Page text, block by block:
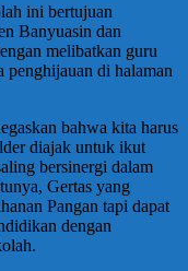
ini bertujuan
Banyuasin dan
melibatkan guru
penghijauan di halaman
bahwa kita harus
diajak untuk ikut
bersinergi dalam
Gertas yang
Pangan tapi dapat
dengan